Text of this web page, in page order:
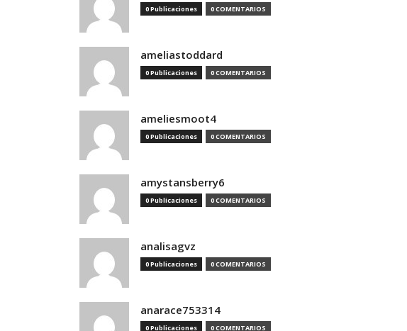
0 Publicaciones 0 COMENTARIOS
ameliastoddard
0 Publicaciones 0 COMENTARIOS
ameliesmoot4
0 Publicaciones 0 COMENTARIOS
amystansberry6
0 Publicaciones 0 COMENTARIOS
analisagvz
0 Publicaciones 0 COMENTARIOS
anarace753314
0 Publicaciones 0 COMENTARIOS